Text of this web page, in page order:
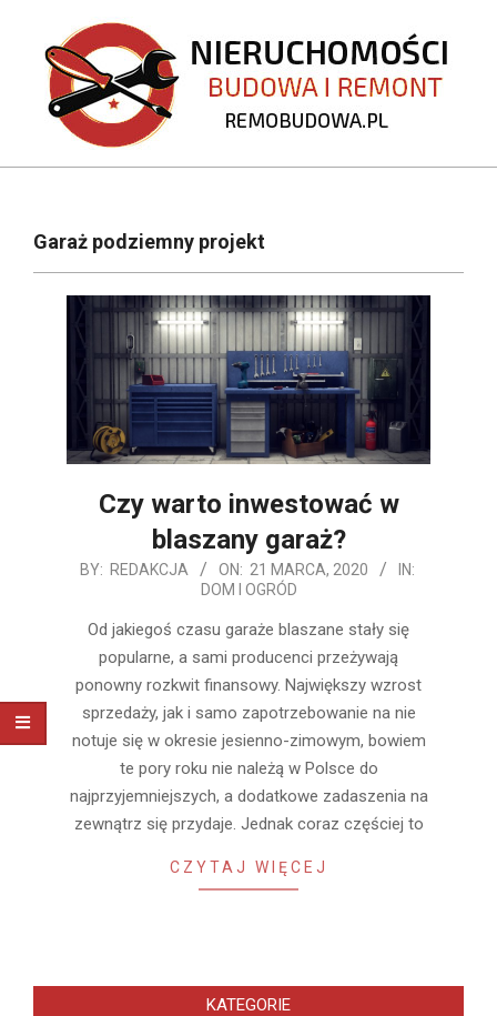
content
REMOBUDOWA.PL
NavigationGaraż podziemny projekt
Czy warto inwestować w
blaszany garaż?
2020-
BY: REDAKCJA ON: 21 MARCA, 2020
IN:
DOM I OGRÓD
Od jakiegoś czasu garaże blaszane stały się
popularne, a sami producenci przeżywają
ponowny rozkwit finansowy. Największy wzrost
sprzedaży, jak i samo zapotrzebowanie na nie
notuje się w okresie jesienno-zimowym, bowiem
te pory roku nie należą w Polsce do
najprzyjemniejszych, a dodatkowe zadaszenia na
zewnątrz się przydaje. Jednak coraz częściej to
CZYTAJ WIĘCEJ
KATEGORIE